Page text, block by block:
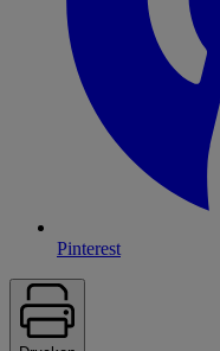
Pinterest